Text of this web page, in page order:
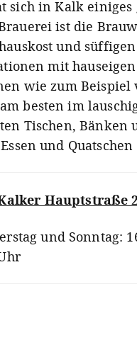
sich in Kalk einiges
ist die
und
mit
wie zum Beispiel
besten im
Tischen, Bänken
und Quatschen
Hauptstraße
und Sonntag: